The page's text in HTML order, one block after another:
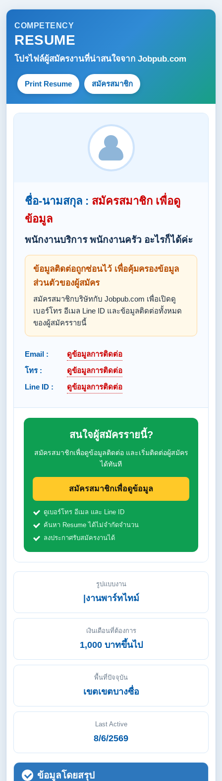
COMPETENCY
RESUME
โปรไฟล์ผู้สมัครงานที่น่าสนใจจาก Jobpub.com
Print Resume สมัครสมาชิก
ชื่อ-นามสกุล : สมัครสมาชิก เพื่อดู
ข้อมูล
พนักงานบริการ พนักงานครัว อะไรก็ได้ค่ะ
ข้อมูลติดต่อถูกซ่อนไว้ เพื่อคุ้มครองข้อมูล
ส่วนตัวของผู้สมัคร
สมัครสมาชิกบริษัทกับ Jobpub.com เพื่อเปิดดู
เบอร์โทร อีเมล Line ID และข้อมูลติดต่อทั้งหมด
ของผู้สมัครรายนี้
Email :
ดูข้อมูลการติดต่อ
โทร :
ดูข้อมูลการติดต่อ
Line ID :
ดูข้อมูลการติดต่อ
สนใจผู้สมัครรายนี้?
สมัครสมาชิกเพื่อดูข้อมูลติดต่อ และเริ่มติดต่อผู้สมัคร
ได้ทันที
สมัครสมาชิกเพื่อดูข้อมูล
ดูเบอร์โทร อีเมล และ Line ID
ค้นหา Resume ได้ไม่จำกัดจำนวน
ลงประกาศรับสมัครงานได้
รูปแบบงาน
|งานพาร์ทไทม์
เงินเดือนที่ต้องการ
1,000 บาทขึ้นไป
พื้นที่ปัจจุบัน
เขตเขตบางซื่อ
Last Active
8/6/2569
ข้อมูลโดยสรุป